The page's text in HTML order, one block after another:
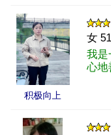
积极向上
我是
心地